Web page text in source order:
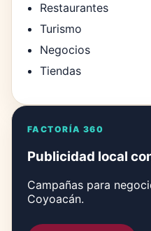
Restaurantes
Turismo
Negocios
Tiendas
FACTORÍA 360
Publicidad local
Campañas para
Coyoacán.